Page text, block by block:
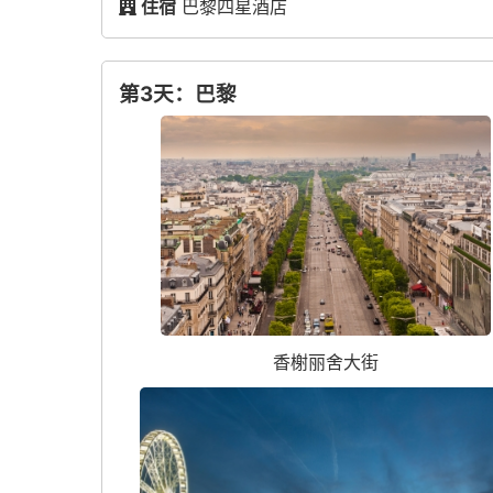
住宿 巴黎四星酒店
第3天：巴黎
香榭丽舍大街